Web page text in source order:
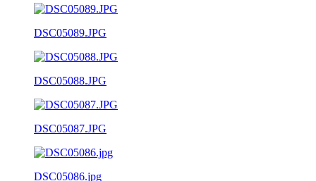
DSC05089.JPG
DSC05088.JPG
DSC05087.JPG
DSC05086.jpg